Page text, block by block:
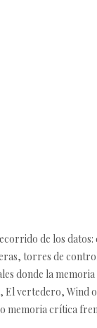
de los
torres de
donde la
vertedero,
memoria crítica